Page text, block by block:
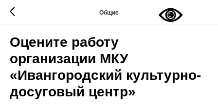
Общие
Оцените работу
организации МКУ
«Ивангородский культурно-
досуговый центр»